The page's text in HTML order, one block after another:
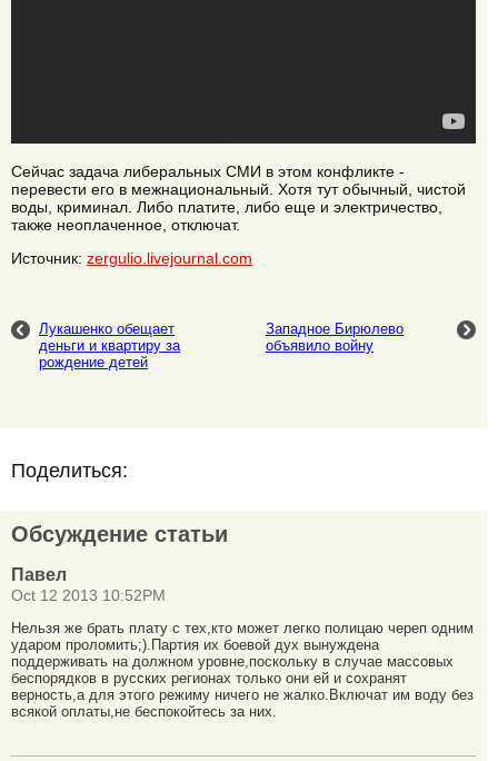
Сейчас задача либеральных СМИ в этом конфликте -
перевести его в межнациональный. Хотя тут обычный, чистой
воды, криминал. Либо платите, либо еще и электричество,
также неоплаченное, отключат.
Источник: zergulio.livejournal.com
Лукашенко обещает
деньги и квартиру за
рождение детей
Западное Бирюлево
объявило войну
Поделиться:
Обсуждение статьи
Павел
Oct 12 2013 10:52PM
Нельзя же брать плату с тех,кто может легко полицаю череп одним
ударом проломить;).Партия их боевой дух вынуждена
поддерживать на должном уровне,поскольку в случае массовых
беспорядков в русских регионах только они ей и сохранят
верность,а для этого режиму ничего не жалко.Включат им воду без
всякой оплаты,не беспокойтесь за них.